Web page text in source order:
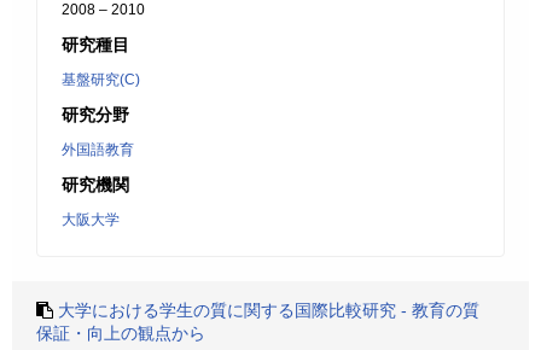
2008 – 2010
研究種目
基盤研究(C)
研究分野
外国語教育
研究機関
大阪大学
大学における学生の質に関する国際比較研究 - 教育の質
保証・向上の観点から